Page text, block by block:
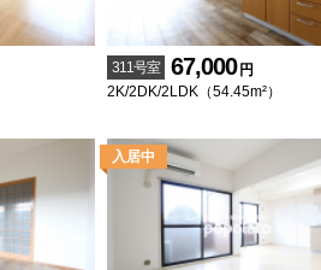
311号室 67,000 円
2K/2DK/2LDK（54.45m²）